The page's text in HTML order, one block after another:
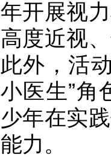
年开展视
高度近视
此外，活
小医生”角
少年在实
能力。